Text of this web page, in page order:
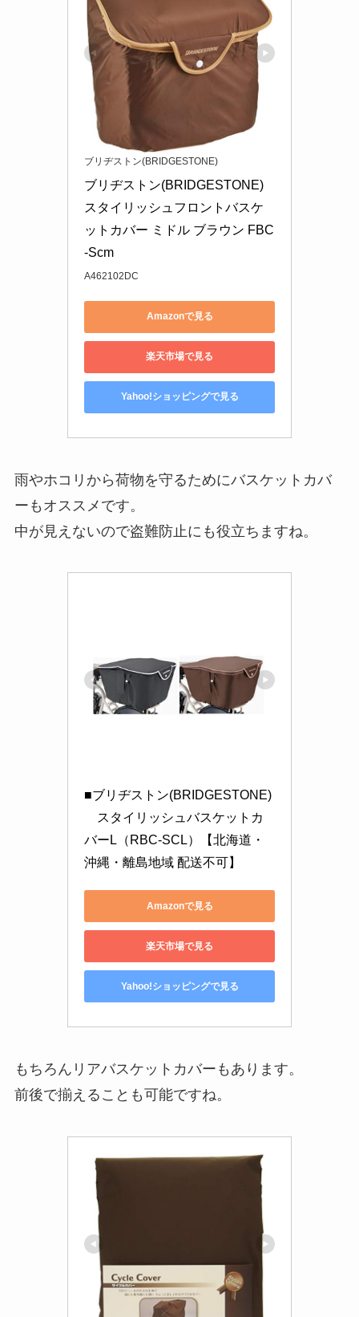
ブリヂストン(BRIDGESTONE)
ブリヂストン(BRIDGESTONE)
スタイリッシュフロントバスケ
ットカバー ミドル ブラウン FBC
-Scm
A462102DC
Amazonで見る
楽天市場で見る
Yahoo!ショッピングで見る
雨やホコリから荷物を守るためにバスケットカバ
ーもオススメです。
中が見えないので盗難防止にも役立ちますね。
■ブリヂストン(BRIDGESTONE)
スタイリッシュバスケットカ
バーL（RBC-SCL）【北海道・
沖縄・離島地域 配送不可】
Amazonで見る
楽天市場で見る
Yahoo!ショッピングで見る
もちろんリアバスケットカバーもあります。
前後で揃えることも可能ですね。